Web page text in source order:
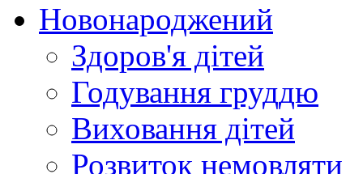
Новонароджений
Здоров'я дітей
Годування груддю
Виховання дітей
Розвиток немовляти